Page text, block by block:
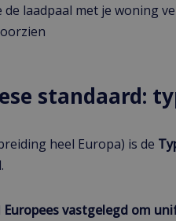
de laadpaal met je woning
standaard:
heel Europa) is de
Europees vastgelegd om